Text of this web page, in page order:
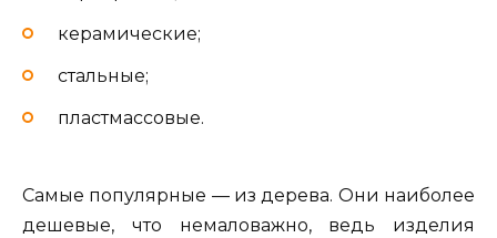
керамические;
стальные;
пластмассовые.
Самые популярные — из дерева. Они наиболее
дешевые, что немаловажно, ведь изделия